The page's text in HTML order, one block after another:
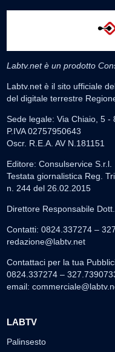
Labtv.net è un prodotto
Labtv.net è il sito ufficiale
del digitale terrestre
Sede legale: Via Chiaio, 5 -
P.IVA 02757950643
Oscr. R.E.A. AV N.181151
Editore: Consulservice S.r.l.
Testata giornalistica Reg.
n. 244 del 26.02.2015
Direttore Responsabile
Contatti: 0824.337274 –
redazione@labtv.net
Contattaci per la tua
0824.337274 –
email:
LABTV
Palinsesto